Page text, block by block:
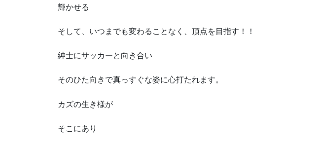
輝かせる
そして、いつまでも変わることなく、頂点を目指す！！
紳士にサッカーと向き合い
そのひた向きで真っすぐな姿に心打たれます。
カズの生き様が
そこにあり